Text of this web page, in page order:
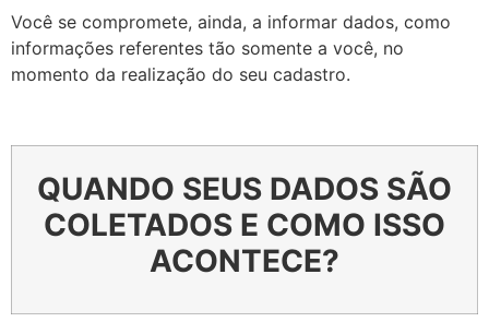
Você se compromete, ainda, a informar dados, como
informações referentes tão somente a você, no
momento da realização do seu cadastro.
QUANDO SEUS DADOS SÃO
COLETADOS E COMO ISSO
ACONTECE?